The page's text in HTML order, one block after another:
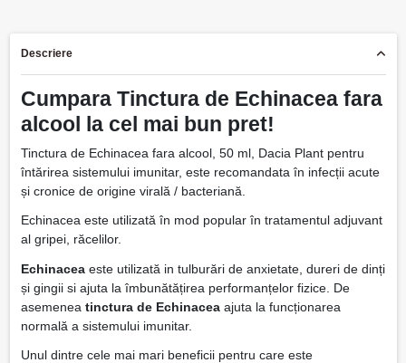
Descriere
Cumpara Tinctura de Echinacea fara
alcool la cel mai bun pret!
Tinctura de Echinacea fara alcool, 50 ml, Dacia Plant pentru
întărirea sistemului imunitar, este recomandata în infecții acute
și cronice de origine virală / bacteriană.
Echinacea este utilizată în mod popular în tratamentul adjuvant
al gripei, răcelilor.
Echinaceaeste utilizată in tulburări de anxietate, dureri de dinți
și gingii si ajuta la îmbunătățirea performanțelor fizice. De
asemenea tinctura de Echinaceaajuta la funcționarea
normală a sistemului imunitar.
Unul dintre cele mai mari beneficii pentru care este